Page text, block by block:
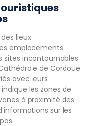
lieux
emplacements
sites incontournables
de Cordoue
avec leurs
les zones de
à proximité des
sur les